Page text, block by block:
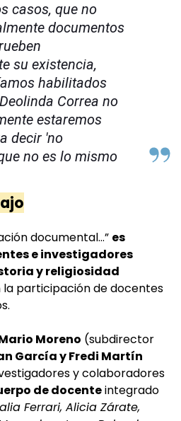
casos, que no
documentos
su existencia,
habilitados
Correa no
estaremos
decir 'no
no es lo mismo
documental…” es
e investigadores
y religiosidad
la participación de docentes
Moreno (subdirector
García y Fredi Martín
y colaboradores
de docenteintegrado
Ferrari, Alicia Zárate,